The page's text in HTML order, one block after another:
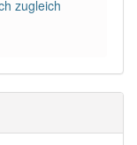
zugleich